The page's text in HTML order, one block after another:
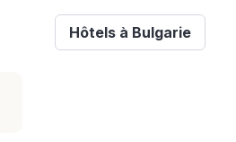
Hôtels à Bulgarie